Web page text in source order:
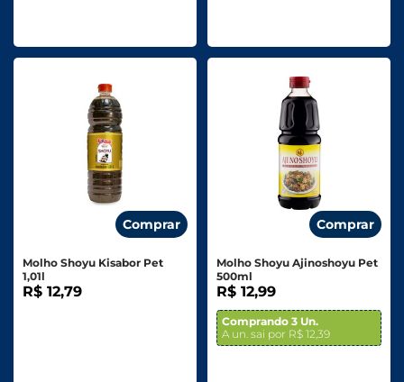
Comprar
Molho Shoyu Kisabor Pet
1,01l
R$ 12,79
Comprar
Molho Shoyu Ajinoshoyu Pet
500ml
R$ 12,99
Comprando 3 Un.
A un. sai por R$ 12,39